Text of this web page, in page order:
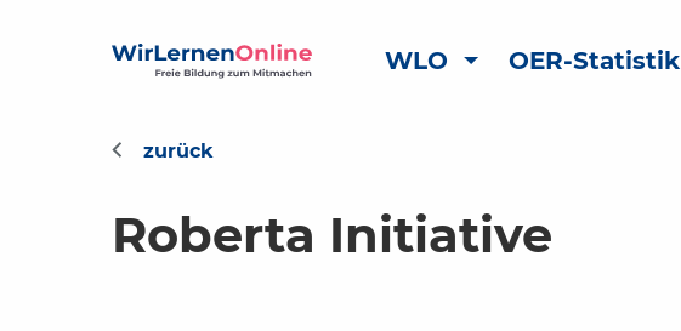
WLO OER-Statistik
Roberta Initiative